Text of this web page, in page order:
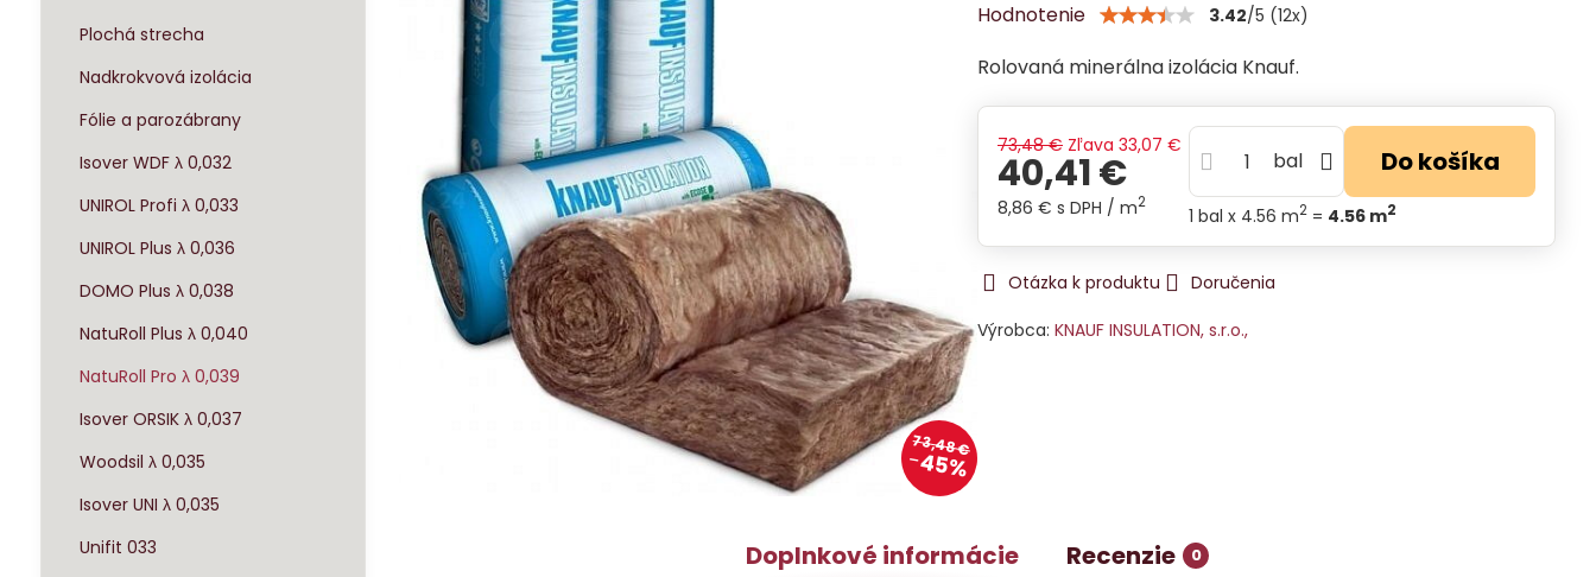
73,48 €
45%
Hodnotenie 3.42/5 (12x)
Rolovaná minerálna izolácia Knauf.
73,48 € Zľava 33,07 €
40,41 €
8,86 € s DPH / m2
bal Do košíka
1 bal x 4.56 m2= 4.56m2
Otázka k produktu
Doručenia
Výrobca:KNAUF INSULATION, s.r.o.,
Doplnkové informácie Recenzie 0
Plochá strecha
Nadkrokvová izolácia
Fólie a parozábrany
Isover WDF λ 0,032
UNIROL Profi λ 0,033
UNIROL Plus λ 0,036
DOMO Plus λ 0,038
NatuRoll Plus λ 0,040
NatuRoll Pro λ 0,039
Isover ORSIK λ 0,037
Woodsil λ 0,035
Isover UNI λ 0,035
Unifit 033